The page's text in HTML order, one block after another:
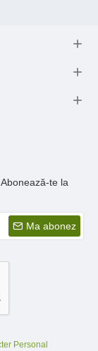
te la
Ma abonez
Personal